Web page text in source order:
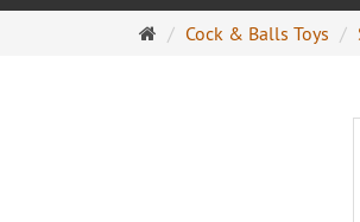
Startseite
Cock & Balls Toys